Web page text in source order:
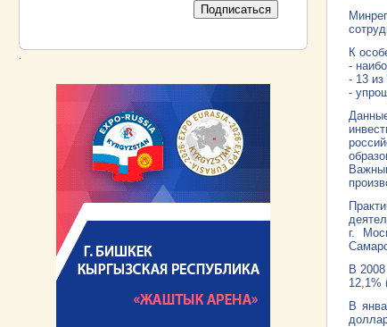
К
-
- 13 из
-
г.
В
12,1%
В